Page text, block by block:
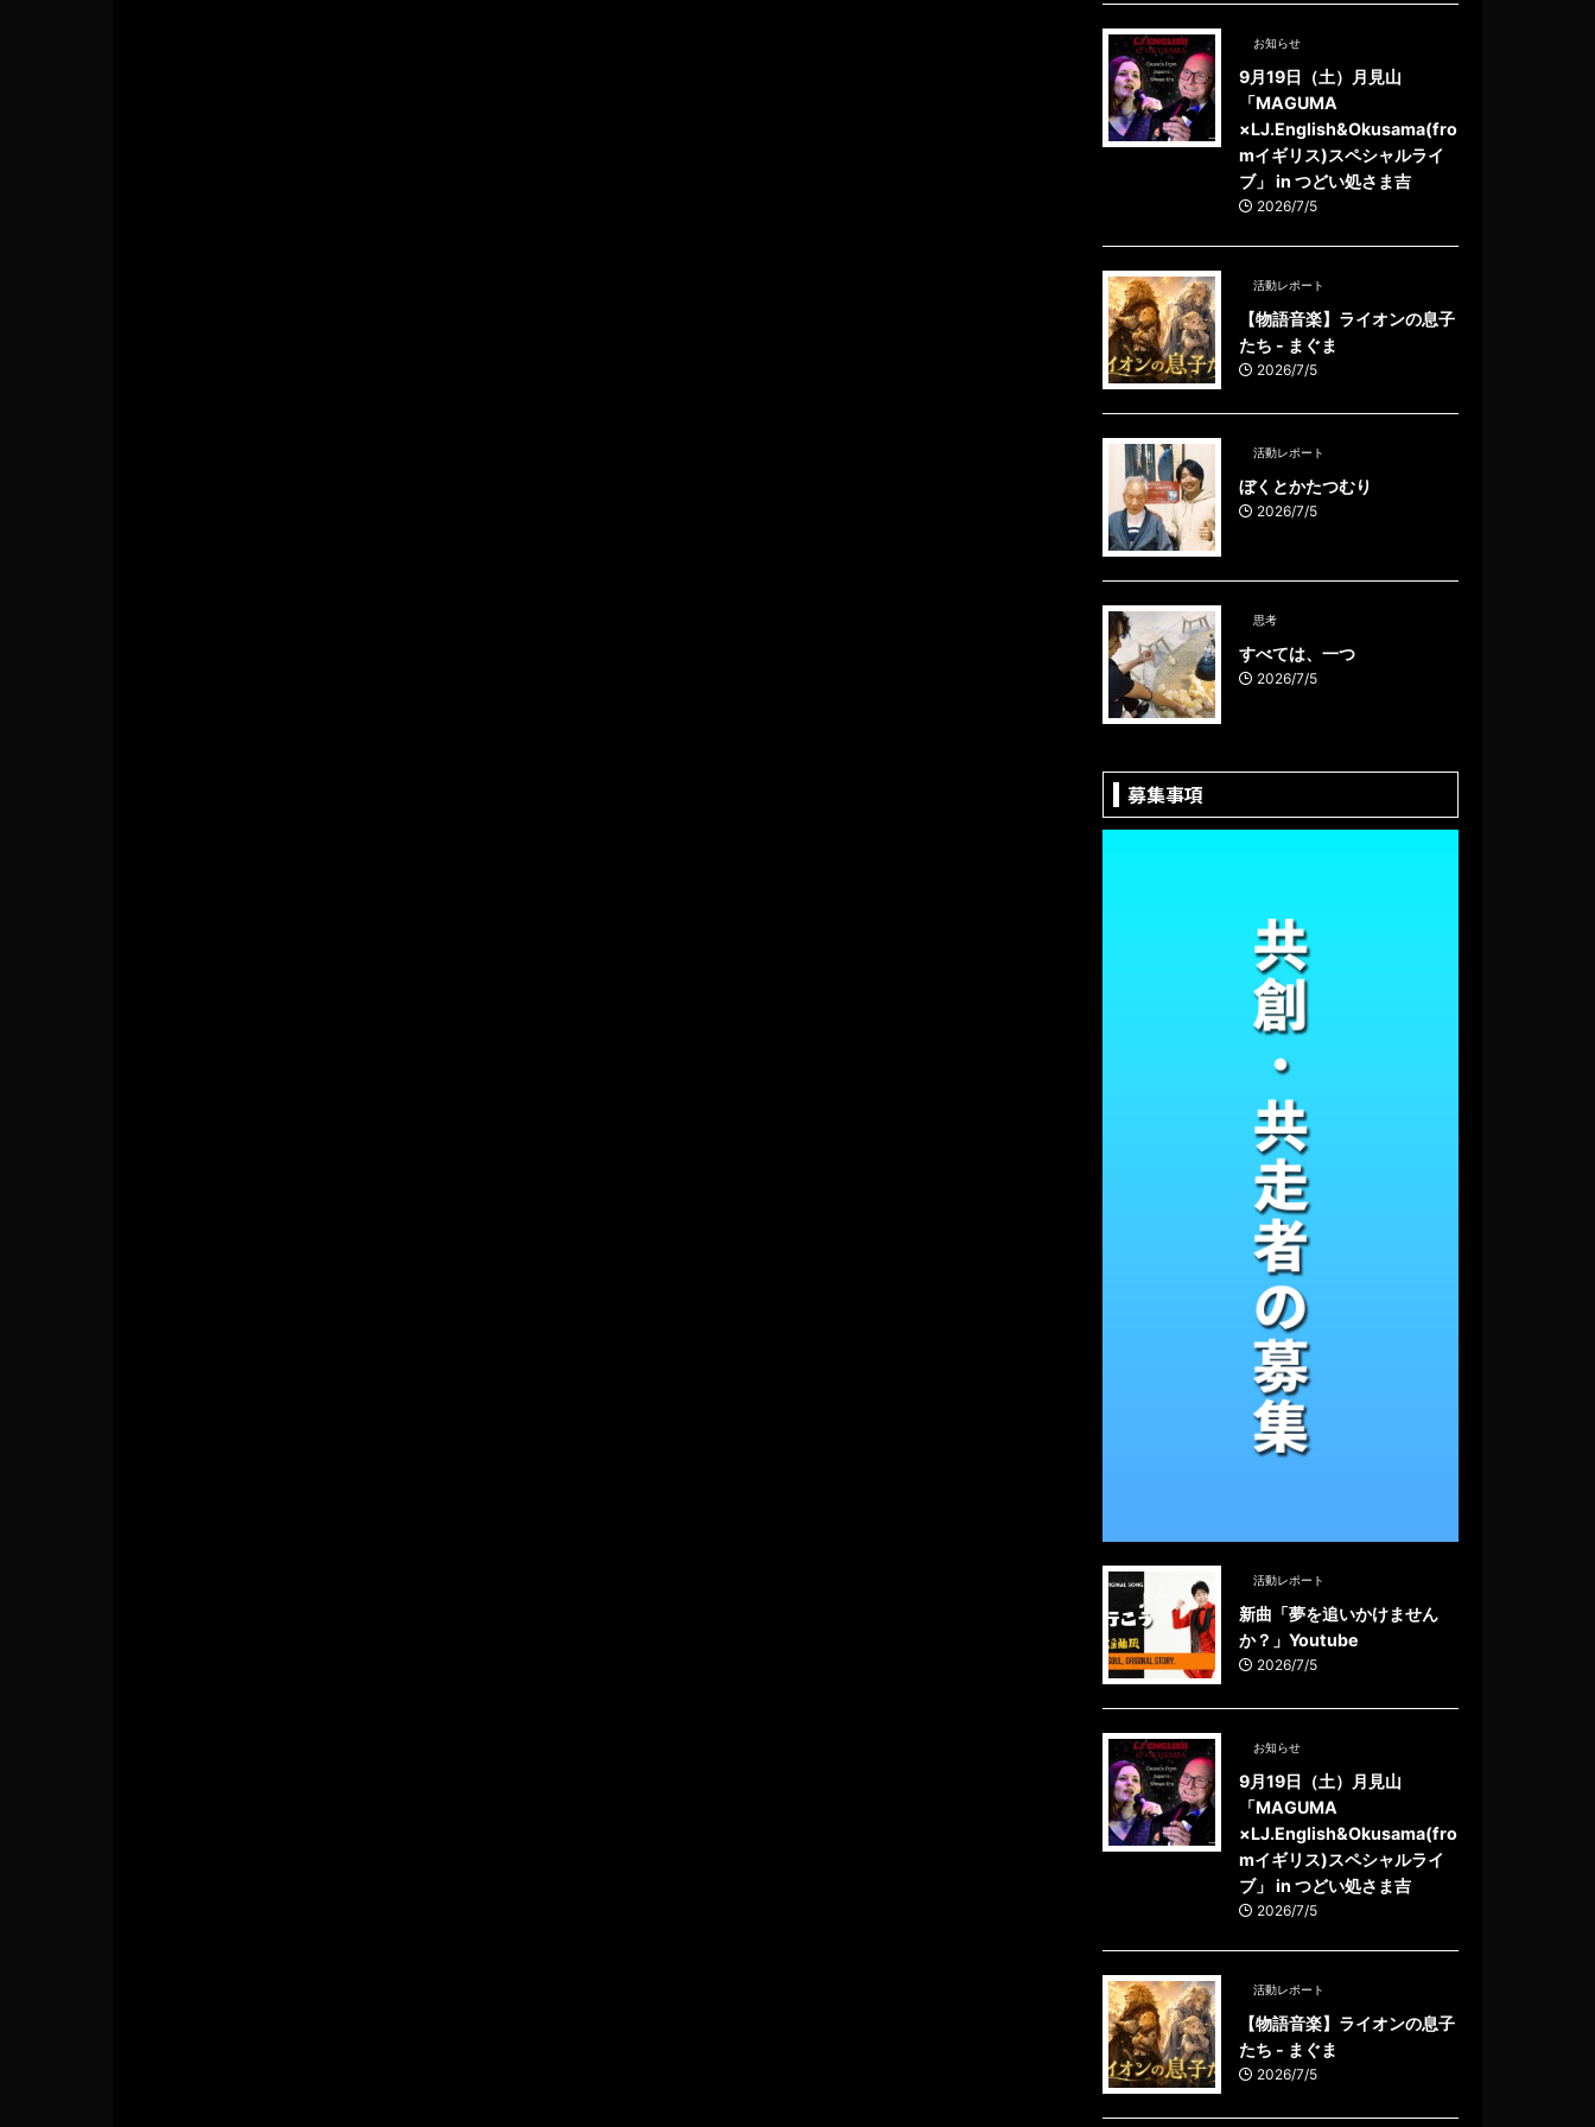
お知らせ
9月19日（土）月見山
「MAGUMA
×LJ.English&Okusama(fro
mイギリス)スペシャルライ
ブ」 in つどい処さま吉
2026/7/5
活動レポート
【物語音楽】ライオンの息子
たち - まぐま
2026/7/5
活動レポート
ぼくとかたつむり
2026/7/5
思考
すべては、一つ
2026/7/5
募集事項
活動レポート
新曲「夢を追いかけません
か？」Youtube
2026/7/5
お知らせ
9月19日（土）月見山
「MAGUMA
×LJ.English&Okusama(fro
mイギリス)スペシャルライ
ブ」 in つどい処さま吉
2026/7/5
活動レポート
【物語音楽】ライオンの息子
たち - まぐま
2026/7/5